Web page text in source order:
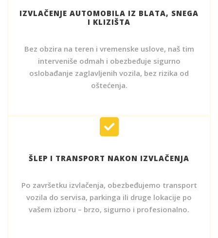
IZVLAČENJE AUTOMOBILA IZ BLATA, SNEGA
I KLIZIŠTA
Bez obzira na teren i vremenske uslove, naš tim
interveniše odmah i obezbeđuje sigurno
oslobađanje zaglavljenih vozila, bez rizika od
oštećenja.
ŠLEP I TRANSPORT NAKON IZVLAČENJA
Po završetku izvlačenja, obezbeđujemo transport
vozila do servisa, parkinga ili druge lokacije po
vašem izboru – brzo, sigurno i profesionalno.